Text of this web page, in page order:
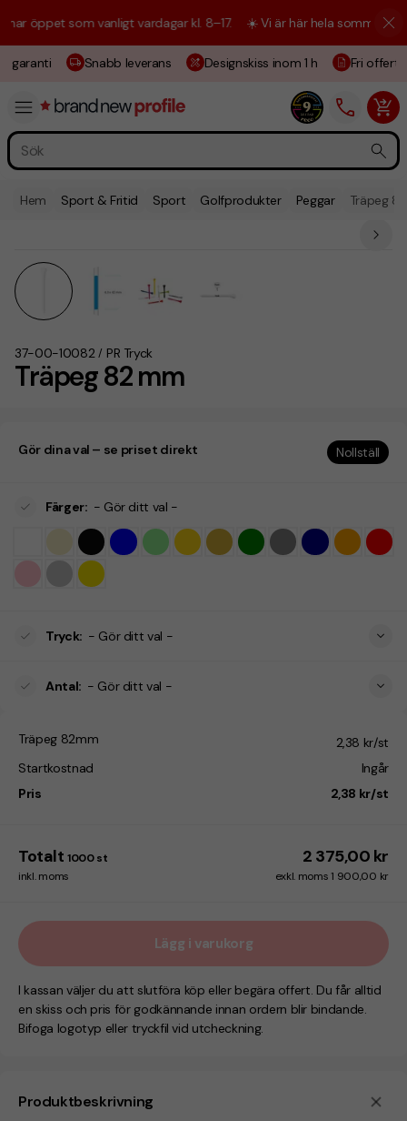
som vanligt vardagar kl. 8–17. ☀️ Vi är här hela sommaren!
Snabb leverans Designskiss inom 1 h Fri offert
Hem Sport & Fritid Sport Golfprodukter Peggar Träpeg
Träpeg 82 mm
37-00-10082 / PR Tryck
Produktbeskrivning
Gör dina val – se priset direkt Nollställ
Färger: - Gör ditt val -
Tryck: - Gör ditt val -
Antal: - Gör ditt val -
Träpeg 82mm
2,38 kr/st
Startkostnad
Ingår
Pris
2,38 kr/st
Totalt 1000 st 2 375,00 kr
inkl. moms exkl. moms 1 900,00 kr
Lägg i varukorg
I kassan väljer du att slutföra köp eller begära offert. Du får alltid
en skiss och pris för godkännande innan ordern blir bindande.
Bifoga logotyp eller tryckfil vid utcheckning.